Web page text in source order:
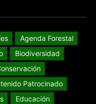
Agenda Forestal
Biodiversidad
Patrocinado
Educación